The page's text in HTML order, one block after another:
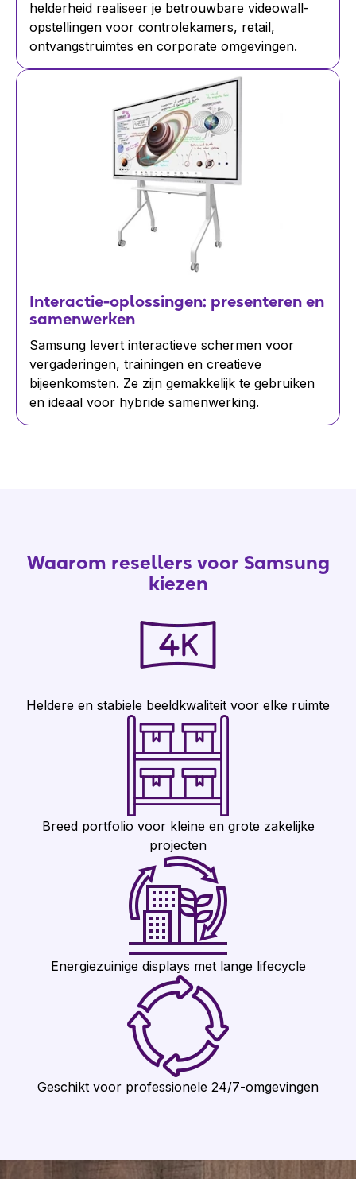
helderheid realiseer je betrouwbare videowall-
opstellingen voor controlekamers, retail,
ontvangstruimtes en corporate omgevingen.
Interactie-oplossingen: presenteren en
samenwerken
Samsung levert interactieve schermen voor
vergaderingen, trainingen en creatieve
bijeenkomsten. Ze zijn gemakkelijk te gebruiken
en ideaal voor hybride samenwerking.
Waarom resellers voor Samsung
kiezen
Heldere en stabiele beeldkwaliteit voor elke ruimte
Breed portfolio voor kleine en grote zakelijke
projecten
Energiezuinige displays met lange lifecycle
Geschikt voor professionele 24/7-omgevingen